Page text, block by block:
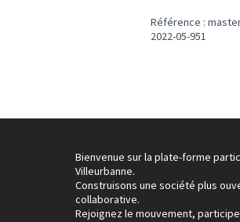
Référence :
2022-05-951
Bienvenue sur la plate-forme
Villeurbanne.
Construisons une société plus
collaborative.
Rejoignez le mouvement,